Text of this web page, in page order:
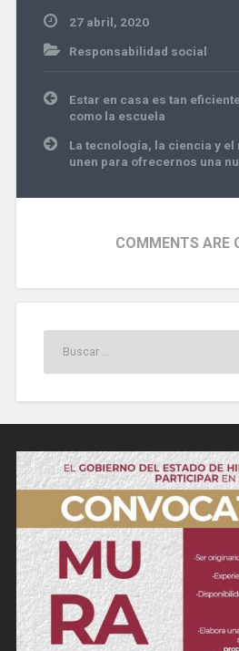
27 abril, 2020
Responsabilidad social
Navegación
entradas
Estar en casa es tan
como la escuela
La tecnología, la ciencia y el
unen para ofrecernos una
COMMENTS ARE